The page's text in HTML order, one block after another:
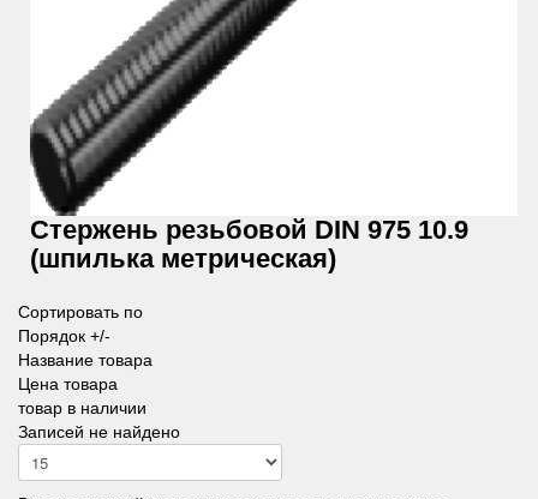
Стержень резьбовой DIN 975 10.9
(шпилька метрическая)
Сортировать по
Порядок +/-
Название товара
Цена товара
товар в наличии
Записей не найдено